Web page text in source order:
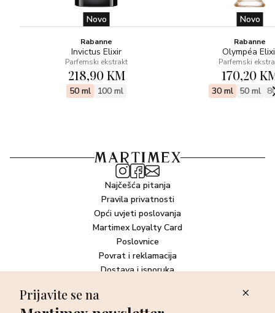
Novo
Rabanne
Invictus Elixir
Parfemski ekstrakt
218,90 KM
50 ml 100 ml
Novo
Rabanne
Olympéa
Parfemski
170,20
30 ml 50 ml
Najčešća pitanja
Pravila privatnosti
Opći uvjeti poslovanja
Martimex Loyalty Card
Poslovnice
Povrat i reklamacija
Dostava i isporuka
Prijavite se na